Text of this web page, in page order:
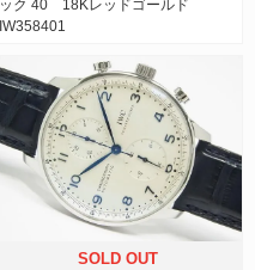
ック 40 18Kレッドゴールド
IW358401
SOLD OUT